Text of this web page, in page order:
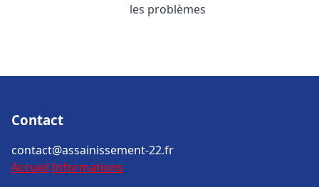
les problèmes
Contact
contact@assainissement-22.fr
Accueil Informations